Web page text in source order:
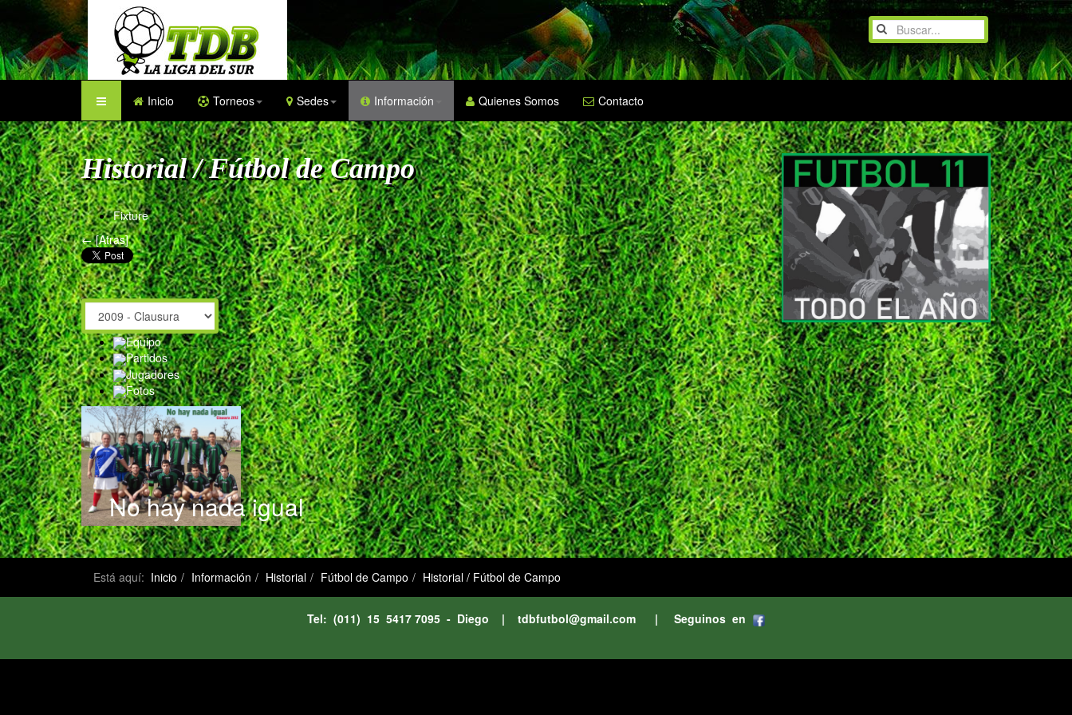
Inicio Torneos Sedes Información Quienes Somos Contacto
Historial / Fútbol de Campo
Fixture
← [Atras]
No hay nada igual
Equipo
Partidos
Jugadores
Fotos
Está aquí: Inicio Información Historial Fútbol de Campo Historial / Fútbol de Campo
Tel: (011) 15 5417 7095 - Diego | tdbfutbol@gmail.com| Seguinos en